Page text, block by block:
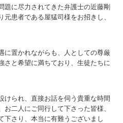
題に尽力されてきた弁護士の近藤剛
患者である屋猛司様をお招きし、
に置かれながらも、人としての尊厳
さと希望に満ちており、生徒たちに
けられ、直接お話を伺う貴重な時間
二人にご同行して下さった皆様、
下さり、本当に有難うございまし